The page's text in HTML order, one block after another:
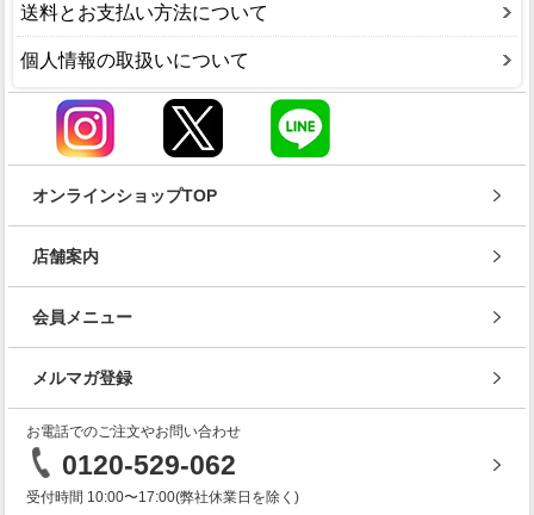
送料とお支払い方法について
個人情報の取扱いについて
オンラインショップTOP
店舗案内
会員メニュー
メルマガ登録
お電話でのご注文やお問い合わせ
0120-529-062
受付時間 10:00〜17:00(弊社休業日を除く)